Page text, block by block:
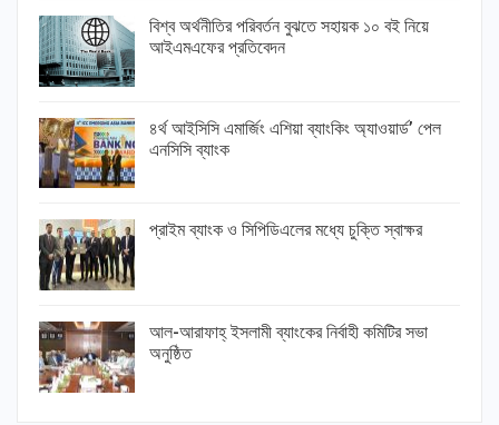
বিশ্ব অর্থনীতির পরিবর্তন বুঝতে সহায়ক ১০ বই নিয়ে
আইএমএফের প্রতিবেদন
৪র্থ আইসিসি এমার্জিং এশিয়া ব্যাংকিং অ্যাওয়ার্ড’ পেল
এনসিসি ব্যাংক
প্রাইম ব্যাংক ও সিপিডিএলের মধ্যে চুক্তি স্বাক্ষর
আল-আরাফাহ্ ইসলামী ব্যাংকের নির্বাহী কমিটির সভা
অনুষ্ঠিত